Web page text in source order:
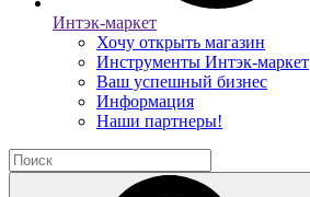
Интэк-маркет
Хочу открыть магазин
Инструменты Интэк-маркет
Ваш успешный бизнес
Информация
Наши партнеры!